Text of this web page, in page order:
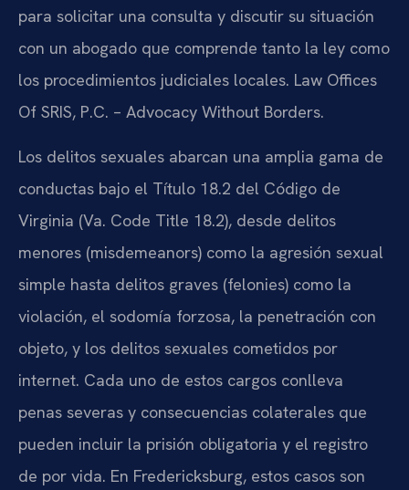
para solicitar una consulta y discutir su situación
con un abogado que comprende tanto la ley como
los procedimientos judiciales locales. Law Offices
Of SRIS, P.C. – Advocacy Without Borders.
Los delitos sexuales abarcan una amplia gama de
conductas bajo el Título 18.2 del Código de
Virginia (Va. Code Title 18.2), desde delitos
menores (misdemeanors) como la agresión sexual
simple hasta delitos graves (felonies) como la
violación, el sodomía forzosa, la penetración con
objeto, y los delitos sexuales cometidos por
internet. Cada uno de estos cargos conlleva
penas severas y consecuencias colaterales que
pueden incluir la prisión obligatoria y el registro
de por vida. En Fredericksburg, estos casos son